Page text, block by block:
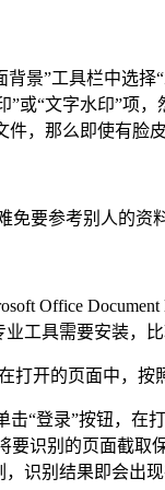
景”工具栏中选
”或“文字水印”
，那么即使有
要参考别人的资
Office
工具需要安装
开的页面中，按
登录”按钮，在
识别的页面截
识别结果即会出